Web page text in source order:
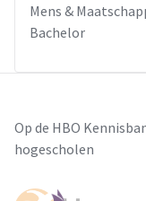
Mens &
Bachelor
Op de HBO
hogescholen